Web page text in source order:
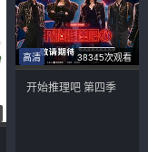
高清 38345次观看
开始推理吧 第四季